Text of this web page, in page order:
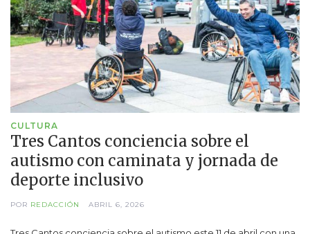
CULTURA
Tres Cantos conciencia sobre el
autismo con caminata y jornada de
deporte inclusivo
POR REDACCIÓN ABRIL 6, 2026